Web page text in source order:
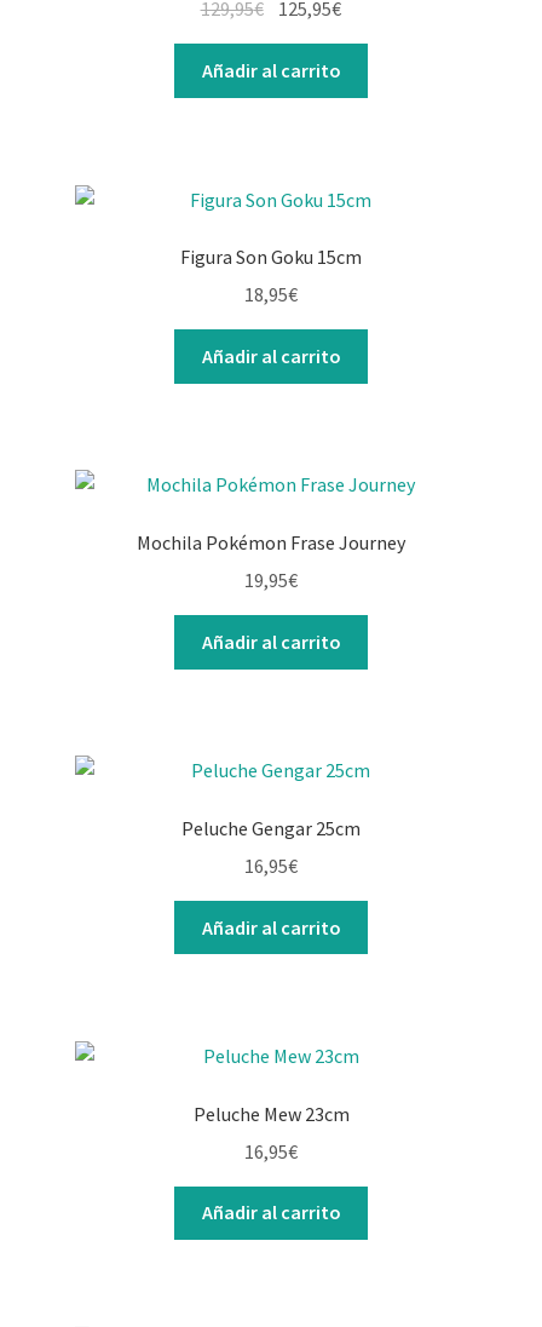
129,95€ 125,95€
Añadir al carrito
Figura Son Goku 15cm
18,95€
Añadir al carrito
Mochila Pokémon Frase Journey
19,95€
Añadir al carrito
Peluche Gengar 25cm
16,95€
Añadir al carrito
Peluche Mew 23cm
16,95€
Añadir al carrito